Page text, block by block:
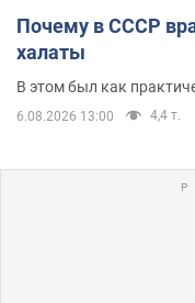
Почему в СССР
халаты
В этом был как
6.08.2026 13:00 4,4 т.